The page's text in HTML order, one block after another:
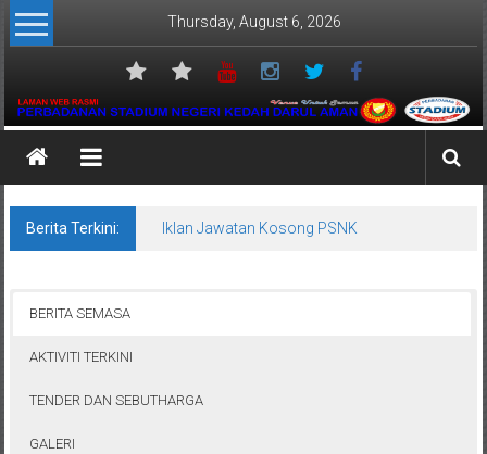
Skip
to
Thursday, August 6, 2026
Perbadanan
Stadium
Negeri
Venue
Semua
Berita Terkini: Iklan Jawatan Kosong PSNK
BERITA SEMASA
AKTIVITI TERKINI
TENDER DAN SEBUTHARGA
GALERI